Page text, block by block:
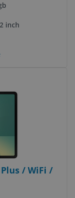
inch
Plus / WiFi /